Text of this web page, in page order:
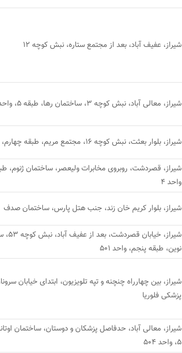
شیراز، عفیف آباد، بعد از مجتمع ستاره، نبش کوچه 12
شیراز، معالی آباد، نبش کوچه 3، ساختمان رها، طبقه 5، واحد 1
شیراز، بلوار بعثت، نبش کوچه 16، مجتمع مریم، طبقه چهارم، واحد 8
شیراز، قصردشت، روبروی مخابرات ولیعصر، ساختمان ژنوم،
واحد 4
شیراز، بلوار کریم خان زند، جنب هتل پارس، ساختمان صدف
شیراز،
نوین، طبقه پنجم، واحد 501
شیراز، بین چهارراه چنچنه و تپه تلویزیون، ابتدای خیابان
پزشکی فلوریا
5، واحد 504